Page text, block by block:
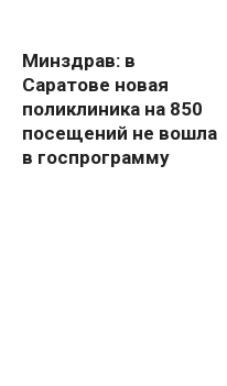
Минздрав: в
Саратове новая
поликлиника на 850
посещений не вошла
в госпрограмму